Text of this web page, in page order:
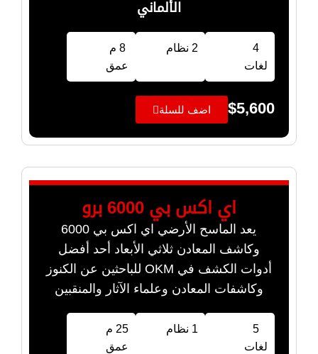
الألماني
4
لغات
2 نظام
8 م
عمق
$5,600 اضف للسلة
اي اكس بي 6000 برو
يعد الماسح الأرضي اي اكس بي 6000
وكاشف المعادن ثلاثي الأبعاد أحد أفضل
أدوات الكشف في OKM للباحثين عن الكنوز
وكاشفات المعادن وعلماء الآثار والمنقبين
5
لغات
1 نظام
25 م
عمق